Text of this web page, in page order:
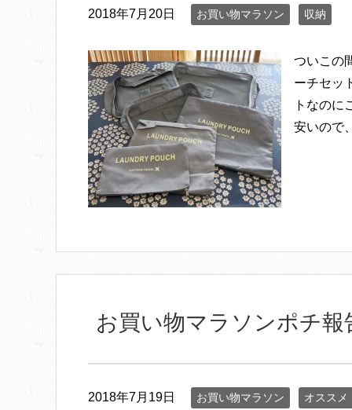
2018年7月20日 お買い物マラソン 収納
ついこの
ーチセッ
トなのに
安いので
お買い物マラソンポチ報
2018年7月19日 お買い物マラソン オススメ